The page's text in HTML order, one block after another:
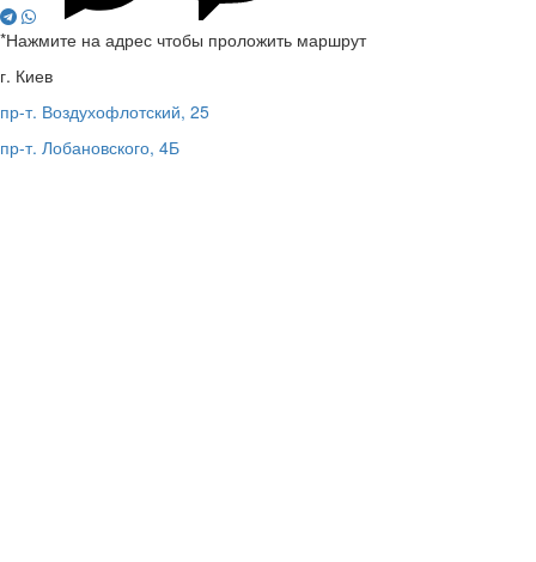
*Нажмите на адрес чтобы проложить маршрут
г. Киев
пр-т. Воздухофлотский, 25
пр-т. Лобановского, 4Б